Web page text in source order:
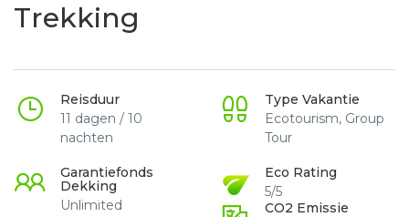
Trekking
Reisduur
11 dagen / 10
nachten
Type Vakantie
Ecotourism, Group
Tour
Garantiefonds
Dekking
Unlimited
Eco Rating
5/5
CO2 Emissie